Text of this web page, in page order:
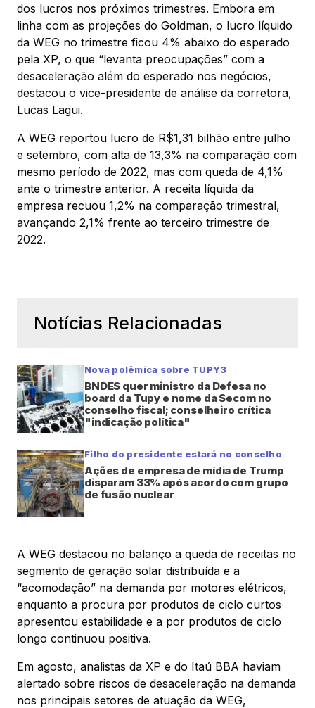
dos lucros nos próximos trimestres. Embora em
linha com as projeções do Goldman, o lucro líquido
da WEG no trimestre ficou 4% abaixo do esperado
pela XP, o que “levanta preocupações” com a
desaceleração além do esperado nos negócios,
destacou o vice-presidente de análise da corretora,
Lucas Lagui.
A WEG reportou lucro de R$1,31 bilhão entre julho
e setembro, com alta de 13,3% na comparação com
mesmo período de 2022, mas com queda de 4,1%
ante o trimestre anterior. A receita líquida da
empresa recuou 1,2% na comparação trimestral,
avançando 2,1% frente ao terceiro trimestre de
2022.
Notícias Relacionadas
Nova polêmica sobre TUPY3
BNDES quer ministro da Defesa no
board da Tupy e nome da Secom no
conselho fiscal; conselheiro crítica
"indicação política"
Filho do presidente estará no conselho
Ações de empresa de mídia de Trump
disparam 33% após acordo com grupo
de fusão nuclear
A WEG destacou no balanço a queda de receitas no
segmento de geração solar distribuída e a
“acomodação” na demanda por motores elétricos,
enquanto a procura por produtos de ciclo curtos
apresentou estabilidade e a por produtos de ciclo
longo continuou positiva.
Em agosto, analistas da XP e do Itaú BBA haviam
alertado sobre riscos de desaceleração na demanda
nos principais setores de atuação da WEG,